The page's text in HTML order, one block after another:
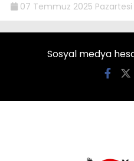
07 Temmuz 2025 Pazartesi
Sosyal medya